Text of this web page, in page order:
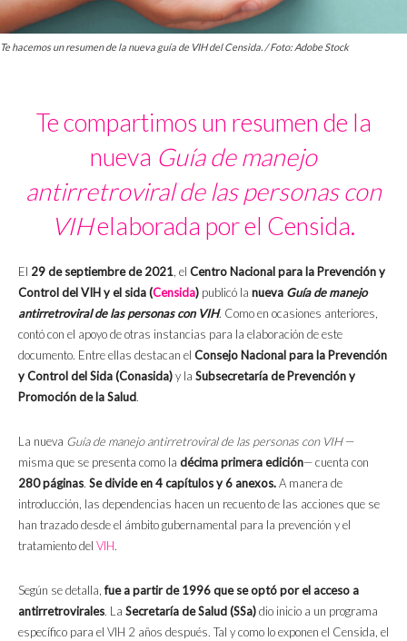
Te hacemos un resumen de la nueva guía de VIH del Censida. / Foto: Adobe Stock
Te compartimos un resumen de la
nueva Guía de manejo
antirretroviral de las personas con
VIHelaborada por el Censida.
El 29 de septiembre de 2021, el Centro Nacional para la Prevención y
Control del VIH y el sida (Censida) publicó la nueva Guía de manejo
antirretroviral de las personas con VIH. Como en ocasiones anteriores,
contó con el apoyo de otras instancias para la elaboración de este
documento. Entre ellas destacan el Consejo Nacional para la Prevención
y Control del Sida (Conasida)y la Subsecretaría de Prevención y
Promoción de la Salud.
La nueva Guía de manejo antirretroviral de las personas con VIH—
misma que se presenta como la décima primera edición— cuenta con
280 páginas. Se divide en 4 capítulos y 6 anexos.A manera de
introducción, las dependencias hacen un recuento de las acciones que se
han trazado desde el ámbito gubernamental para la prevención y el
tratamiento del VIH.
Según se detalla,fue a partir de 1996 que se optó por el acceso a
antirretrovirales. La Secretaría de Salud (SSa)dio inicio a un programa
específico para el VIH 2 años después. Tal y como lo exponen el Censida, el